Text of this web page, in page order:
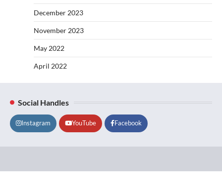
December 2023
November 2023
May 2022
April 2022
Social Handles
Instagram YouTube Facebook